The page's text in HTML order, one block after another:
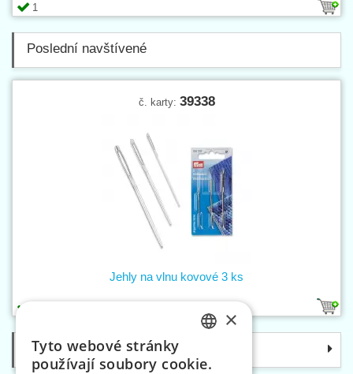
1
Poslední navštívené
č. karty: 39338
Jehly na vlnu kovové 3 ks
Kategorie
×
Tyto webové stránky
používají soubory cookie.